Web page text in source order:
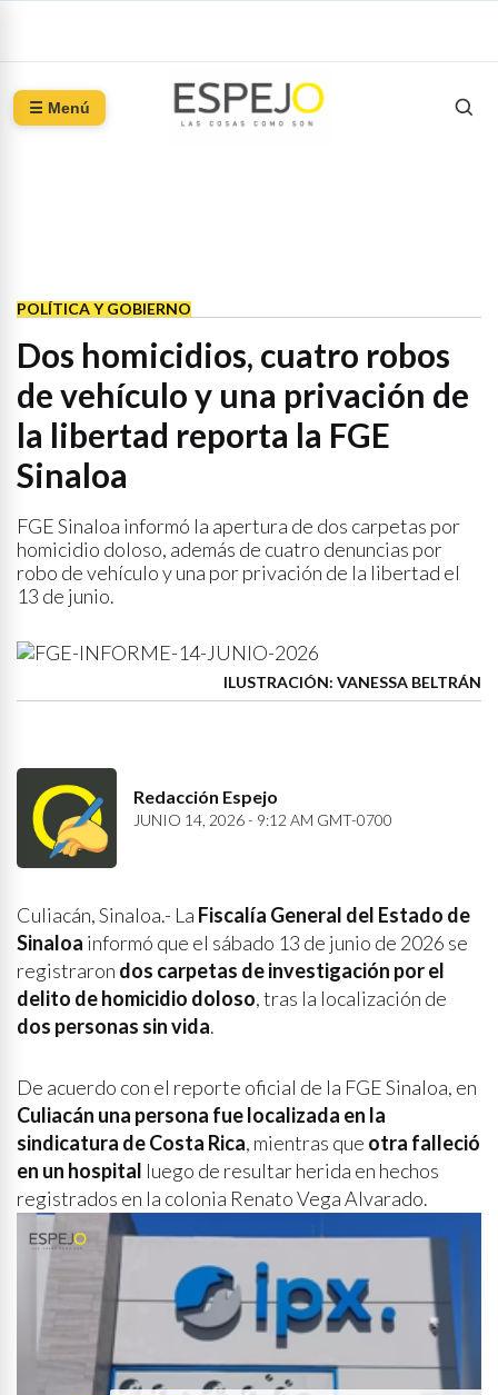
☰ Menú
POLÍTICA Y GOBIERNO
Dos homicidios, cuatro robos
de vehículo y una privación de
la libertad reporta la FGE
Sinaloa
FGE Sinaloa informó la apertura de dos carpetas por
homicidio doloso, además de cuatro denuncias por
robo de vehículo y una por privación de la libertad el
13 de junio.
ILUSTRACIÓN: VANESSA BELTRÁN
Redacción Espejo
JUNIO 14, 2026 - 9:12 AM GMT-0700
Culiacán, Sinaloa.- La Fiscalía General del Estado de
Sinaloa informó que el sábado 13 de junio de 2026 se
registraron dos carpetas de investigación por el
delito de homicidio doloso, tras la localización de
dos personas sin vida.
De acuerdo con el reporte oficial de la FGE Sinaloa, en
Culiacán una persona fue localizada en la
sindicatura de Costa Rica, mientras que otra falleció
en un hospital luego de resultar herida en hechos
registrados en la colonia Renato Vega Alvarado.